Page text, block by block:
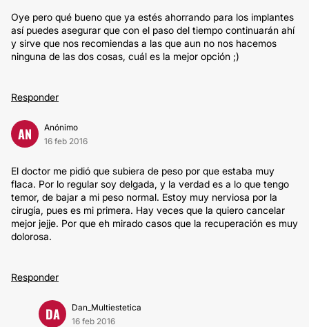
Oye pero qué bueno que ya estés ahorrando para los implantes
así puedes asegurar que con el paso del tiempo continuarán ahí
y sirve que nos recomiendas a las que aun no nos hacemos
ninguna de las dos cosas, cuál es la mejor opción ;)
Responder
AN
Anónimo
16 feb 2016
El doctor me pidió que subiera de peso por que estaba muy
flaca. Por lo regular soy delgada, y la verdad es a lo que tengo
temor, de bajar a mi peso normal. Estoy muy nerviosa por la
cirugía, pues es mi primera. Hay veces que la quiero cancelar
mejor jejje. Por que eh mirado casos que la recuperación es muy
dolorosa.
Responder
DA
Dan_Multiestetica
16 feb 2016